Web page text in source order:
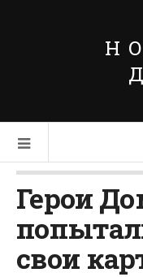
Герои
свои